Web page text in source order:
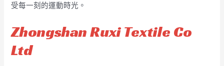
受每一刻的運動時光。
Zhongshan Ruxi Textile Co
Ltd